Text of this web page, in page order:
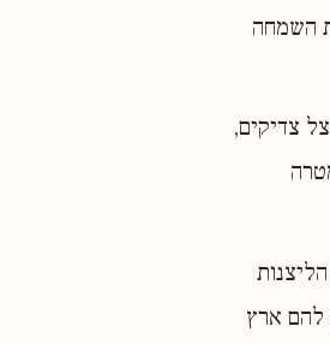
השמחה
צדיקים,
להם ארץ